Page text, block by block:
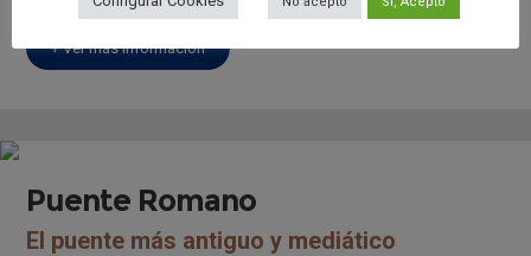
+ Ver más información
Puente Romano
El puente más antiguo y mediático